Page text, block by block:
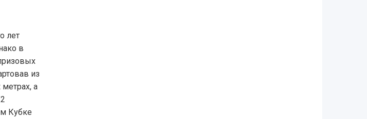
лет
в
из
а
Кубке